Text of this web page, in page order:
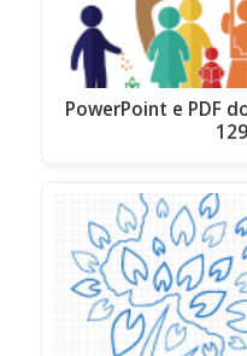
PowerPoint e PDF